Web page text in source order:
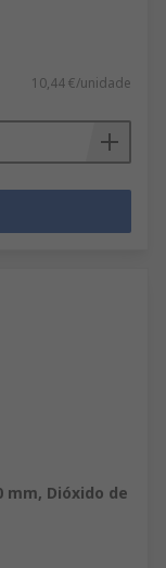
10,44 €/unidade
mm, Dióxido de